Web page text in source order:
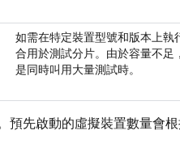
如需在特定裝置型號和版本上執
合用於測試分片。由於容量不
是同時叫用大量測試時。
先啟動的虛擬裝置數量會